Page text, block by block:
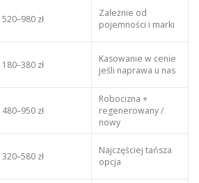
520–980 zł
Zależnie od
pojemności i marki
180–380 zł
Kasowanie w cenie
jeśli naprawa u nas
480–950 zł
Robocizna +
regenerowany /
nowy
320–580 zł
Najczęściej tańsza
opcja